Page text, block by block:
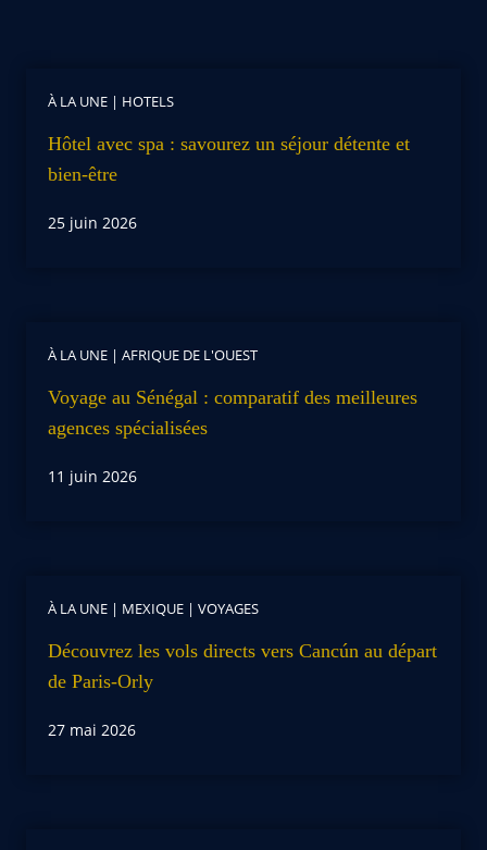
À LA UNE | HOTELS
Hôtel avec spa : savourez un séjour détente et
bien-être
25 juin 2026
À LA UNE | AFRIQUE DE L'OUEST
Voyage au Sénégal : comparatif des meilleures
agences spécialisées
11 juin 2026
À LA UNE | MEXIQUE | VOYAGES
Découvrez les vols directs vers Cancún au départ
de Paris-Orly
27 mai 2026